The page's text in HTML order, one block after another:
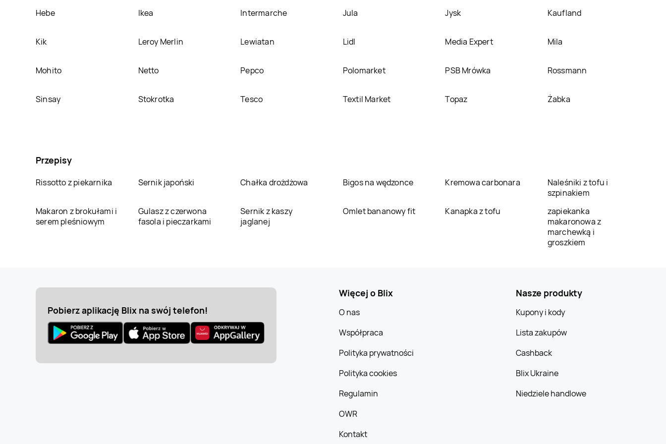
Hebe Ikea Intermarche Jula Jysk Kaufland
Kik Leroy Merlin Lewiatan Lidl Media Expert Mila
Mohito Netto Pepco Polomarket PSB Mrówka Rossmann
Sinsay Stokrotka Tesco Textil Market Topaz Żabka
Przepisy
Rissotto z piekarnika Sernik japoński Chałka drożdżowa Bigos na wędzonce Kremowa carbonara
Naleśniki z tofu i
szpinakiem
Makaron z brokułami i
serem pleśniowym
Gulasz z czerwona
fasola i pieczarkami
Sernik z kaszy
jaglanej
Omlet bananowy fit Kanapka z tofu
zapiekanka
makaronowa z
marchewką i
groszkiem
Pobierz aplikację Blix na swój telefon!
Więcej o Blix
O nas
Współpraca
Polityka prywatności
Polityka cookies
Regulamin
OWR
Kontakt
Nasze produkty
Kupony i kody
Lista zakupów
Cashback
Blix Ukraine
Niedziele handlowe